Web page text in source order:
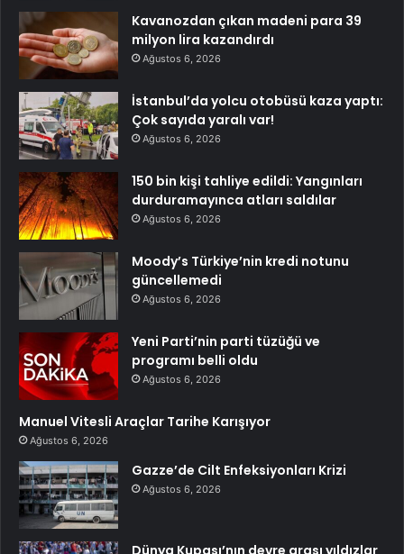
Kavanozdan çıkan madeni para 39
milyon lira kazandırdı
Ağustos 6, 2026
İstanbul’da yolcu otobüsü kaza yaptı:
Çok sayıda yaralı var!
Ağustos 6, 2026
150 bin kişi tahliye edildi: Yangınları
durduramayınca atları saldılar
Ağustos 6, 2026
Moody’s Türkiye’nin kredi notunu
güncellemedi
Ağustos 6, 2026
Yeni Parti’nin parti tüzüğü ve
programı belli oldu
Ağustos 6, 2026
Manuel Vitesli Araçlar Tarihe Karışıyor
Ağustos 6, 2026
Gazze’de Cilt Enfeksiyonları Krizi
Ağustos 6, 2026